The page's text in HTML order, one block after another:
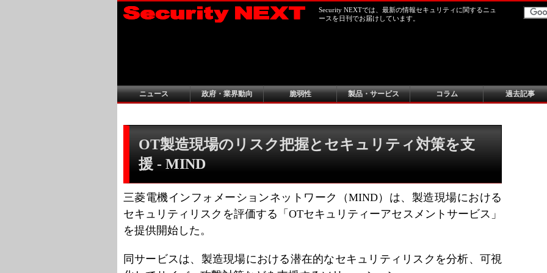
Security NEXTでは、最新の情報セキュリティに関するニュ
ースを日刊でお届けしています。
ニュース 政府・業界動向 脆弱性 製品・サービス コラム 過去記事
OT製造現場のリスク把握とセキュリティ対策を支
援 - MIND
三菱電機インフォメーションネットワーク（MIND）は、製造現場における
セキュリティリスクを評価する「OTセキュリティーアセスメントサービス」
を提供開始した。
同サービスは、製造現場における潜在的なセキュリティリスクを分析、可視